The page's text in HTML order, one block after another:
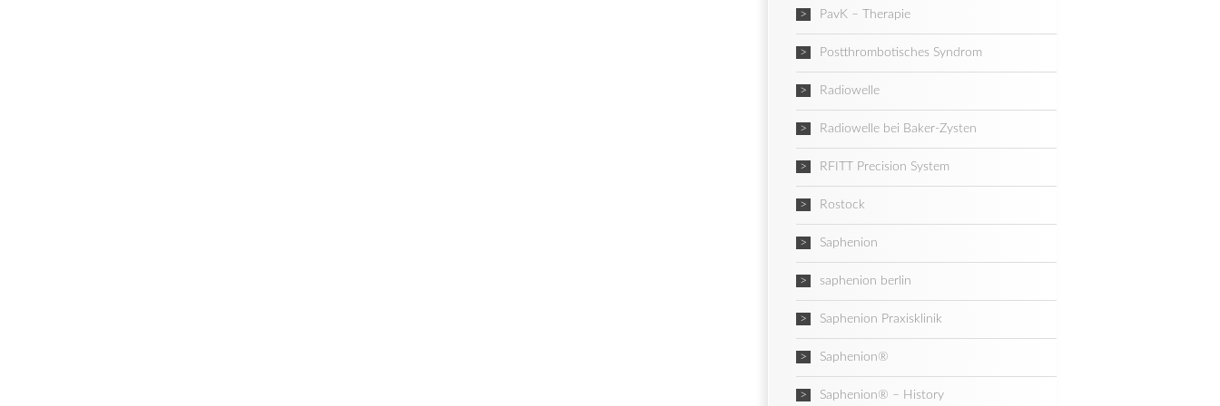
PavK – Therapie
Postthrombotisches Syndrom
Radiowelle
Radiowelle bei Baker-Zysten
RFITT Precision System
Rostock
Saphenion
saphenion berlin
Saphenion Praxisklinik
Saphenion®
Saphenion® – History